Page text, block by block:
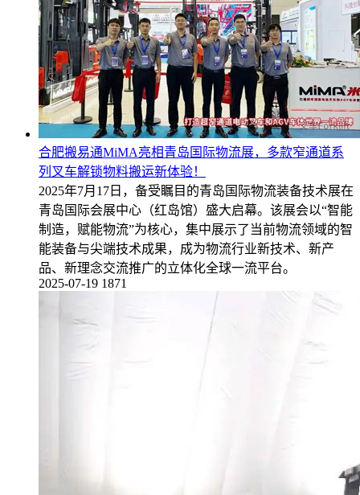
合肥搬易通MiMA亮相青岛国际物流展，多款窄通道系
列叉车解锁物料搬运新体验！
2025年7月17日，备受瞩目的青岛国际物流装备技术展在
青岛国际会展中心（红岛馆）盛大启幕。该展会以“智能
制造，赋能物流”为核心，集中展示了当前物流领域的智
能装备与尖端技术成果，成为物流行业新技术、新产
品、新理念交流推广的立体化全球一流平台。
2025-07-19 1871